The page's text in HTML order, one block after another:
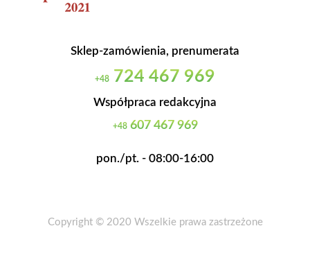
Sklep-zamówienia, prenumerata
+48 724 467 969
Współpraca redakcyjna
+48607 467 969
pon./pt. - 08:00-16:00
Copyright © 2020 Wszelkie prawa zastrzeżone